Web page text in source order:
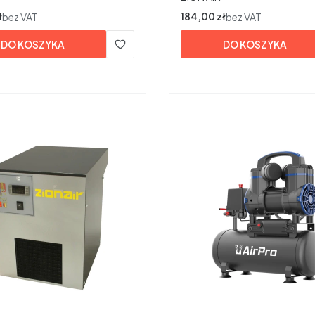
bez VAT
DO KOSZYKA
Cena
184,00 złbez VAT
DO KOSZYKA